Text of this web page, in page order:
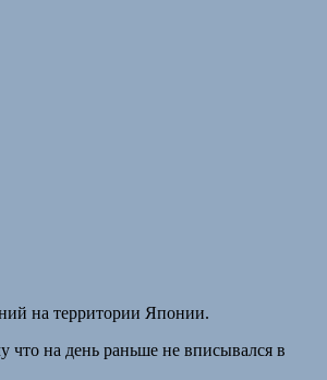
на территории Японии.
что на день раньше не вписывался в